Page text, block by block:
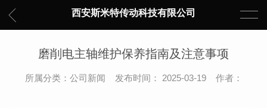
西安斯米特传动科技有限公司
磨削电主轴维护保养指南及注意事项
所属分类：公司新闻 发布时间： 2025-03-19 作者：